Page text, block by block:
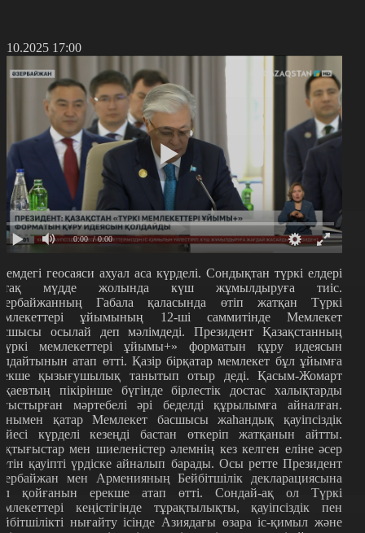
17:00
0:00 / 0:00
геосаяси ахуал аса күрделі. Сондықтан түркі елдері
мүдде жолында күш жұмылдыруға тиіс.
Габала қаласында өтіп жатқан Түркі
ұйымының 12-ші саммитінде Мемлекет
осылай деп мәлімдеді. Президент Қазақстанның
мемлекеттері ұйымы+» форматын құру идеясын
атап өтті. Қазір бірқатар мемлекет бұл ұйымға
қызығушылық танытып отыр деді. Қасым-Жомарт
пікірінше бүгінде бірлестік достас халықтарды
мәртебелі әрі беделді құрылымға айналған.
қатар Мемлекет басшысы жаһандық қауіпсіздік
күрделі кезеңді бастан өткеріп жатқанын айтты.
мен шиеленістер әлемнің кез келген еліне әсер
қауіпті үрдіске айналып барады. Осы ретте Президент
мен Арменияның Бейбітшілік декларациясына
қойғанын ерекше атап өтті. Сондай-ақ ол Түркі
кеңістігінде тұрақтылықты, қауіпсіздік пен
нығайту ісінде Азиядағы өзара іс-қимыл және